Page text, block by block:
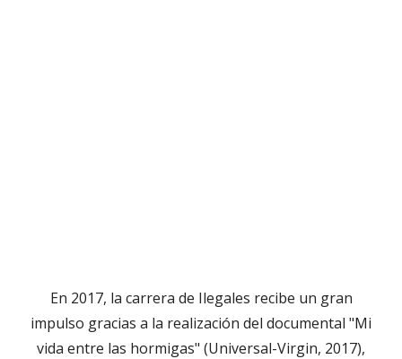
En 2017, la carrera de Ilegales recibe un gran
impulso gracias a la realización del documental "Mi
vida entre las hormigas" (Universal-Virgin, 2017),